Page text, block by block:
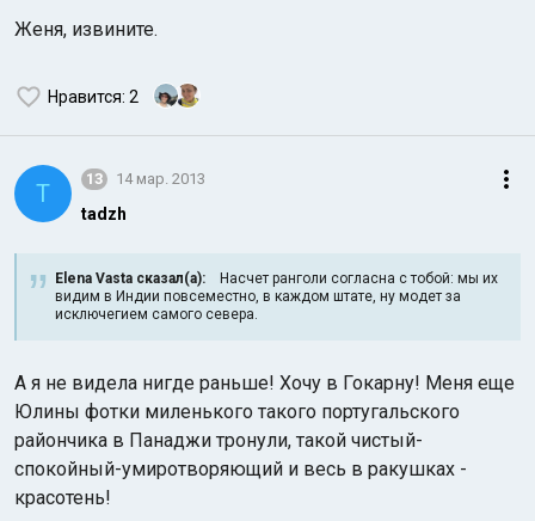
Женя, извините.
Нравится: 2
T 13 14 мар. 2013
tadzh
Elena Vasta сказал(а): Насчет ранголи согласна с тобой: мы их
видим в Индии повсеместно, в каждом штате, ну модет за
исключегием самого севера.
А я не видела нигде раньше! Хочу в Гокарну! Меня еще
Юлины фотки миленького такого португальского
райончика в Панаджи тронули, такой чистый-
спокойный-умиротворяющий и весь в ракушках -
красотень!